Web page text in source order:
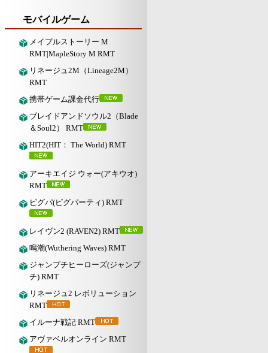
モバイルゲーム
メイプルストーリー M
RMT|MapleStory M RMT
リネージュ2M（Lineage2M）
RMT
携帯ゲーム課金代行
ブレイドアンドソウル2（Blade
＆Soul2） RMT
HIT2(HIT： The World) RMT
アーキエイジ ウォー(アキウオ)
RMT
ピグパ(ピグパーティ) RMT
レイヴン2 (RAVEN2) RMT
鳴潮(Wuthering Waves) RMT
ジャンプチヒーローズ(ジャンプ
チ) RMT
リネージュ2 レボリューション
RMT
イルーナ戦記 RMT
アヴァベルオンライン RMT